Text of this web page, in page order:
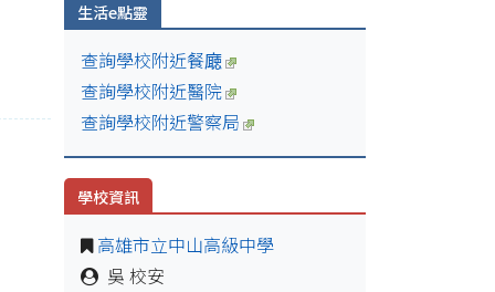
生活e點靈
查詢學校附近餐廰
查詢學校附近醫院
查詢學校附近警察局
學校資訊
高雄市立中山高級中學
吳 校安